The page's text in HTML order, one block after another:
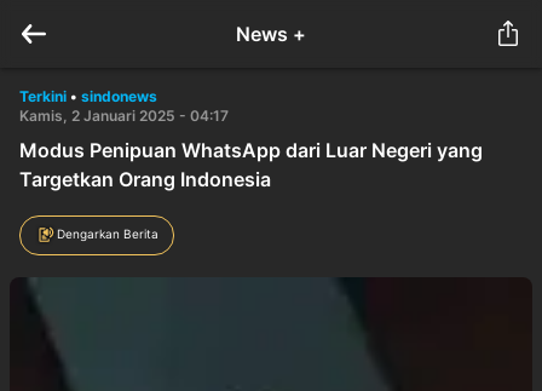
News +
Terkini • sindonews
Kamis, 2 Januari 2025 - 04:17
Modus Penipuan WhatsApp dari Luar Negeri yang
Targetkan Orang Indonesia
Dengarkan Berita